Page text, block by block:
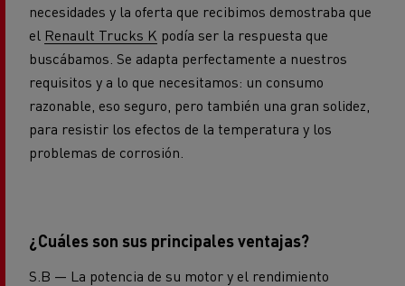
necesidades y la oferta que recibimos demostraba que
el Renault Trucks K podía ser la respuesta que
buscábamos. Se adapta perfectamente a nuestros
requisitos y a lo que necesitamos: un consumo
razonable, eso seguro, pero también una gran solidez,
para resistir los efectos de la temperatura y los
problemas de corrosión.
¿Cuáles son sus principales ventajas?
S.B — La potencia de su motor y el rendimiento